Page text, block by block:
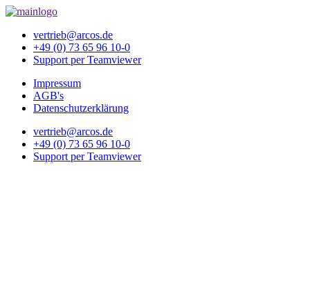
vertrieb@arcos.de
+49 (0) 73 65 96 10-0
Support per Teamviewer
Impressum
AGB's
Datenschutzerklärung
vertrieb@arcos.de
+49 (0) 73 65 96 10-0
Support per Teamviewer